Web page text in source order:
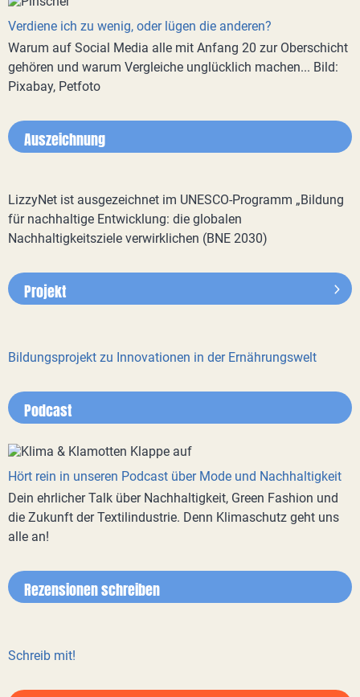
Verdiene ich zu wenig, oder lügen die anderen?
Warum auf Social Media alle mit Anfang 20 zur Oberschicht
gehören und warum Vergleiche unglücklich machen... Bild:
Pixabay, Petfoto
Auszeichnung
LizzyNet ist ausgezeichnet im UNESCO-Programm „Bildung
für nachhaltige Entwicklung: die globalen
Nachhaltigkeitsziele verwirklichen (BNE 2030)
Projekt
Bildungsprojekt zu Innovationen in der Ernährungswelt
Podcast
Hört rein in unseren Podcast über Mode und Nachhaltigkeit
Dein ehrlicher Talk über Nachhaltigkeit, Green Fashion und
die Zukunft der Textilindustrie. Denn Klimaschutz geht uns
alle an!
Rezensionen schreiben
Schreib mit!